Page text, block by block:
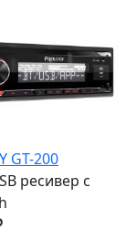
GT-200
ресивер с